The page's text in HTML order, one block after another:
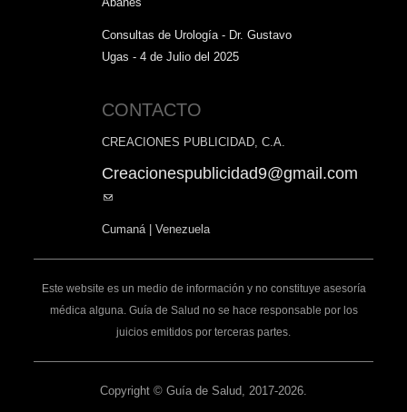
Consultas de Urología - Dr. Gustavo
Ugas - 4 de Julio del 2025
CONTACTO
CREACIONES PUBLICIDAD, C.A.
Creacionespublicidad9@gmail.com
(link
mail)
Cumaná | Venezuela
Este website es un medio de información y no constituye asesoría
médica alguna. Guía de Salud no se hace responsable por los
juicios emitidos por terceras partes.
Copyright © Guía de Salud, 2017-2026.